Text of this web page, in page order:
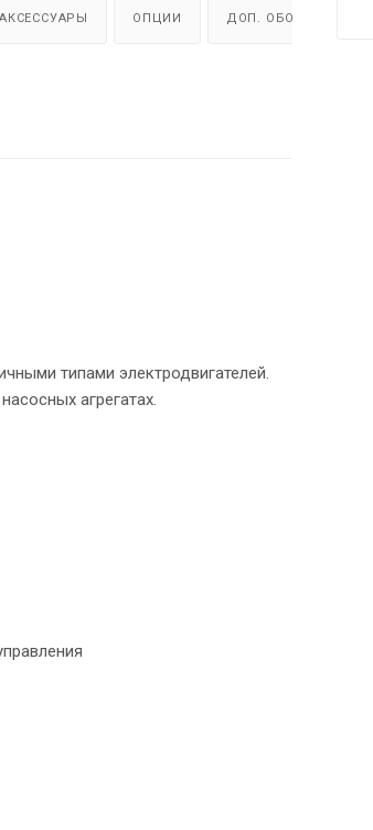
АКСЕССУАРЫ ОПЦИИ ДОП. ОБОРУДОВАНИЕ
типами электродвигателей.
агрегатах.